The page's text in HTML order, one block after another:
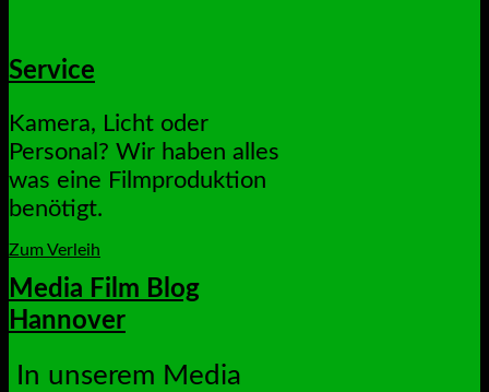
Service
Kamera, Licht oder
Personal? Wir haben alles
was eine Filmproduktion
benötigt.
Zum Verleih
Media Film Blog
Hannover
In unserem Media